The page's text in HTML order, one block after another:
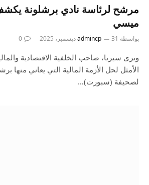
مرشح لرئاسة نادي برشلونة
ميسي
بواسطة admincp 31 ديسمبر، 2025 0
ويرى سيريا، صاحب الخلفية الاقتصادية
الأمثل لحل الأزمة المالية التي يعاني منها
لصحيفة (سبورت)…